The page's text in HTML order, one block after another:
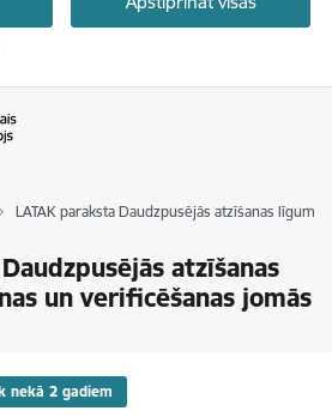
LATAK paraksta Daudzpusējās atzīšanas
atzīšanas
un verificēšanas jomās
nekā 2 gadiem